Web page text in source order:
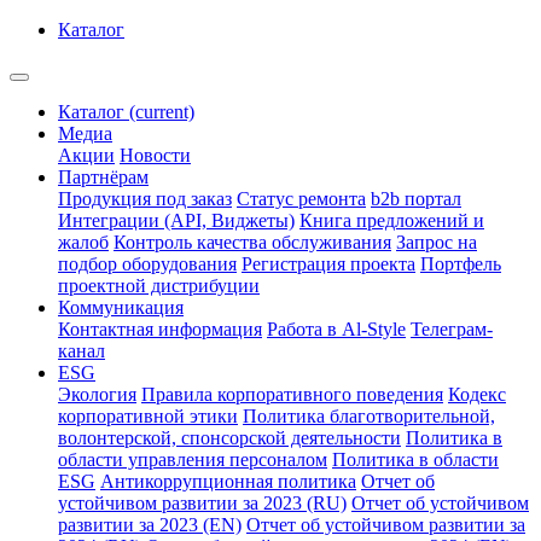
Каталог
Каталог (current)
Медиа
Акции Новости
Партнёрам
Продукция под заказ Статус ремонта b2b портал
Интеграции (API, Виджеты) Книга предложений и
жалоб Контроль качества обслуживания Запрос на
подбор оборудования Регистрация проекта Портфель
проектной дистрибуции
Коммуникация
Контактная информация Работа в Al-Style Телеграм-
канал
ESG
Экология Правила корпоративного поведения Кодекс
корпоративной этики Политика благотворительной,
волонтерской, спонсорской деятельности Политика в
области управления персоналом Политика в области
ESG Антикоррупционная политика Отчет об
устойчивом развитии за 2023 (RU) Отчет об устойчивом
развитии за 2023 (EN) Отчет об устойчивом развитии за